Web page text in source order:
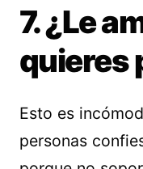
7. ¿Le
quieres
Esto es
personas